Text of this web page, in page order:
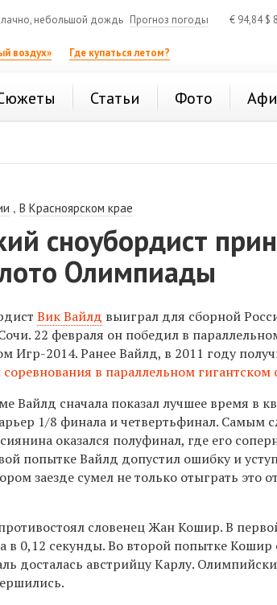
небольшой дождь Прогноз погоды € 94,84$
воздух» Где купаться летом?
Статьи Фото
,В Красноярском крае
сноубордист
Олимпиады
Вик Вайлд выиграл для сборной
22 февраля он победил в
Игр-2014. Ранее Вайлд, в 2011 году
в параллельном гигантском
Вайлд сначала показал лучшее время в
1/8 финала и четвертьфинал. Самым
оказался полуфинал, где его
попытке Вайлд допустил ошибку и
заезде сумел не только отыграть это
словенец Жан Кошир. В
в 0,12 секунды. Во второй попытке Кошир
досталась австрийцу Карлу.